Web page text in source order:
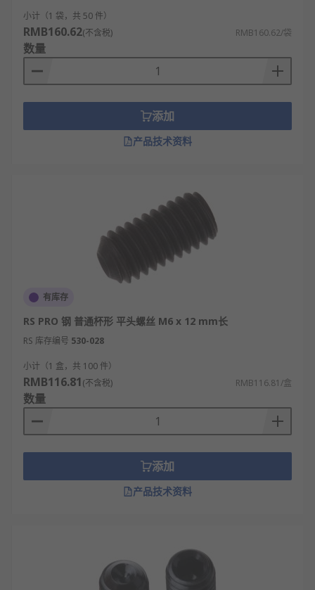
小计（1 袋，共 50 件）
RMB160.62(不含税) RMB160.62/袋
数量
添加
产品技术资料
有库存
RS PRO 钢 普通杯形 平头螺丝 M6 x 12 mm长
RS 库存编号 530-028
小计（1 盒，共 100 件）
RMB116.81(不含税) RMB116.81/盒
数量
添加
产品技术资料